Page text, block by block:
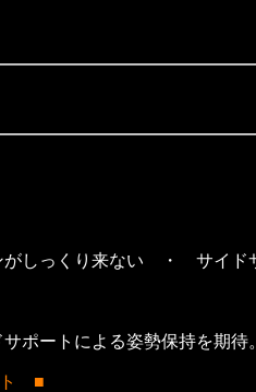
しっくり来ない ・ サイド
ポートによる姿勢保持を期待
ト ■